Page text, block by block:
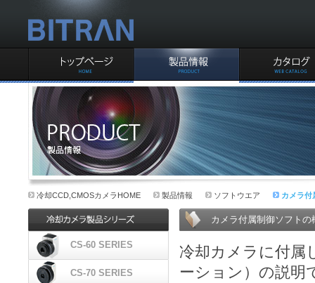
ビットラン株式会社CCD
TOPページ 製品情報 カタログ
冷却CCD,CMOSカメラ製品情報
冷却CCD,CMOSカメラHOME 製品情報 ソフトウエア カメラ付
カメラ付属制御ソフトの
冷却カメラに付属
ーション）の説明
CS-60シリーズ
CS-60 SERIES
CS-70 SERIES